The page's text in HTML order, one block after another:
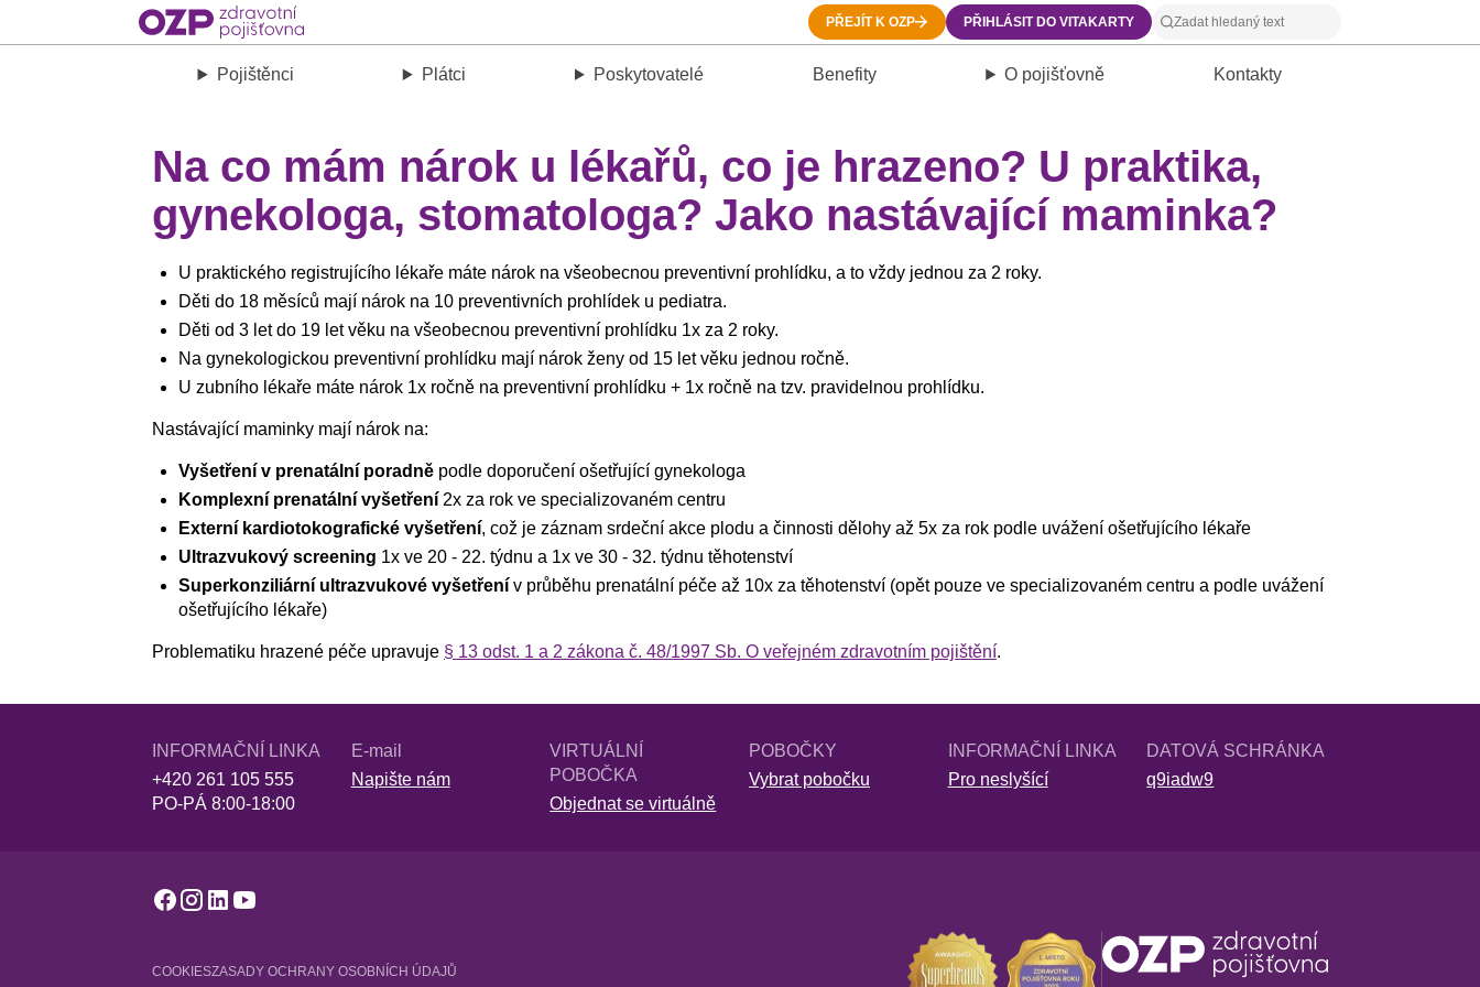
PŘEJÍT K OZP PŘIHLÁSIT DO VITAKARTY
Pojištěnci Plátci Poskytovatelé Benefity O pojišťovně Kontakty
Na co mám nárok u lékařů, co je hrazeno? U praktika,
gynekologa, stomatologa? Jako nastávající maminka?
U praktického registrujícího lékaře máte nárok na všeobecnou preventivní prohlídku, a to vždy jednou za 2 roky.
Děti do 18 měsíců mají nárok na 10 preventivních prohlídek u pediatra.
Děti od 3 let do 19 let věku na všeobecnou preventivní prohlídku 1x za 2 roky.
Na gynekologickou preventivní prohlídku mají nárok ženy od 15 let věku jednou ročně.
U zubního lékaře máte nárok 1x ročně na preventivní prohlídku + 1x ročně na tzv. pravidelnou prohlídku.
Nastávající maminky mají nárok na:
Vyšetření v prenatální poradně podle doporučení ošetřující gynekologa
Komplexní prenatální vyšetření 2x za rok ve specializovaném centru
Externí kardiotokografické vyšetření, což je záznam srdeční akce plodu a činnosti dělohy až 5x za rok podle uvážení ošetřujícího lékaře
Ultrazvukový screening 1x ve 20 - 22. týdnu a 1x ve 30 - 32. týdnu těhotenství
Superkonziliární ultrazvukové vyšetření v průběhu prenatální péče až 10x za těhotenství (opět pouze ve specializovaném centru a podle uvážení
ošetřujícího lékaře)
Problematiku hrazené péče upravuje § 13 odst. 1 a 2 zákona č. 48/1997 Sb. O veřejném zdravotním pojištění.
INFORMAČNÍ LINKA
+420 261 105 555
PO-PÁ 8:00-18:00
E-mail
Napište nám
VIRTUÁLNÍ
POBOČKA
Objednat se virtuálně
POBOČKY
Vybrat pobočku
INFORMAČNÍ LINKA
Pro neslyšící
DATOVÁ SCHRÁNKA
q9iadw9
COOKIESZASADY OCHRANY OSOBNÍCH ÚDAJŮ